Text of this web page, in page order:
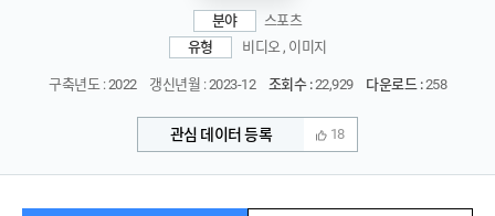
분야
스포츠
유형
비디오 , 이미지
구축년도 : 2022 갱신년월 : 2023-12 조회수 :22,929 다운로드 :258
관심 데이터 등록 18